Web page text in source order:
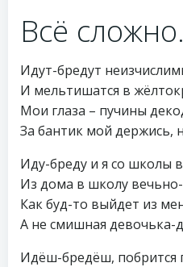
Всё
Идут-бредут
И мельтишатся в
Мои глаза – пучины
За бантик мой держись,
Иду-бреду и я со школы
Из дома в школу
Как буд-то выйдет из
А не смишная девочька-
Идёш-бредёш, побрится